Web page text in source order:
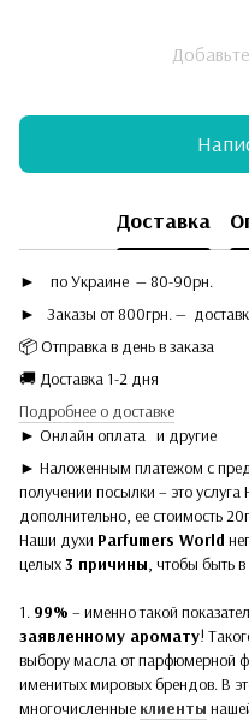
Доставка
►
по Украине — 80-90рн.
► Заказы от 800грн. —
📦 Отправка в день в заказа
🚚 Доставка 1-2 дня
Подробнее о доставке
► Онлайн оплата и другие
► Наложенным платежом с
получении посылки – это
дополнительно, ее стоимость
Наши духи Parfumers World
целых3 причины , чтобы быть
1. 99% – именно такой
заявленному аромату!
выбору масла от парфюмерной
именитых мировых брендов. В
многочисленные клиенты